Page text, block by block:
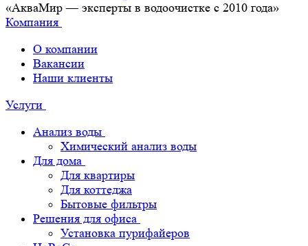
«АкваМир — эксперты в водоочистке с 2010 года»
Компания
О компании
Вакансии
Наши клиенты
Услуги
Анализ воды
Химический анализ воды
Для дома
Для квартиры
Для коттеджа
Бытовые фильтры
Решения для офиса
Установка пурифайеров